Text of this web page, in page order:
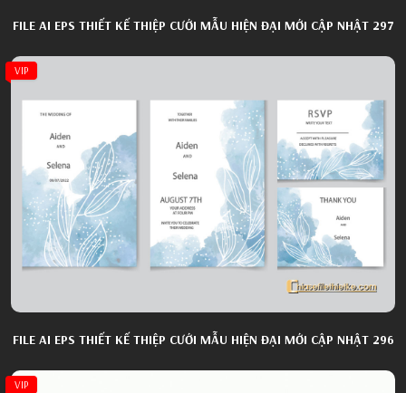
FILE AI EPS THIẾT KẾ THIỆP CƯỚI MẪU HIỆN ĐẠI MỚI CẬP NHẬT 297
VIP
FILE AI EPS THIẾT KẾ THIỆP CƯỚI MẪU HIỆN ĐẠI MỚI CẬP NHẬT 296
VIP